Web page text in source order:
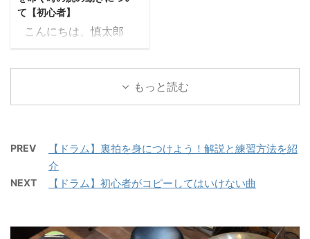
とき、「化け物だ」と思
ったのを覚えています。
そんなダブルストロー
コツの上に成り立ってい
ます。 今回は、その練習
う3 フラムのコツは高低
差4 フラムを使った練習
て【初心者】
こんにちは、慎太郎
（@shintaro_163cm）で
ーンを叩く際の音量バラ
ム】リズムパターンの音
量バランスってどうすれ
ばいいの？【初心者】
ume-balanceこんにち
もっと読む
PREV
【ドラム】裏拍を身につけよう！解説と練習方法を紹
介
NEXT 【ドラム】初心者がコピーしてはいけない曲